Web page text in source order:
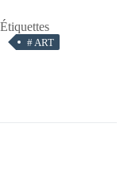
Étiquettes
#ART